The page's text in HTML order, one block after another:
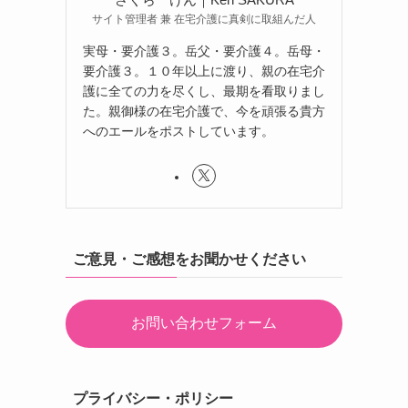
サイト管理者 兼 在宅介護に真剣に取組んだ人
実母・要介護３。岳父・要介護４。岳母・
要介護３。１０年以上に渡り、親の在宅介
護に全ての力を尽くし、最期を看取りまし
た。親御様の在宅介護で、今を頑張る貴方
へのエールをポストしています。
ご意見・ご感想をお聞かせください
お問い合わせフォーム
プライバシー・ポリシー